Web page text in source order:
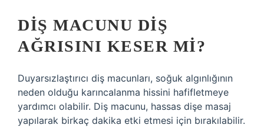
DIŞ MACUNU DIŞ
AĞRISINI KESER MI?
Duyarsızlaştırıcı diş macunları, soğuk algınlığının
neden olduğu karıncalanma hissini hafifletmeye
yardımcı olabilir. Diş macunu, hassas dişe masaj
yapılarak birkaç dakika etki etmesi için bırakılabilir.